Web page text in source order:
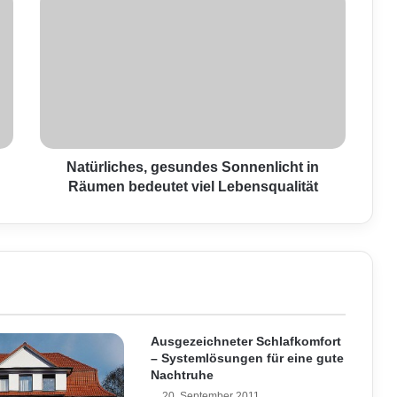
h
g
d
e
s
S
o
Natürliches, gesundes Sonnenlicht in
Räumen bedeutet viel Lebensqualität
Ausgezeichneter Schlafkomfort
– Systemlösungen für eine gute
Nachtruhe